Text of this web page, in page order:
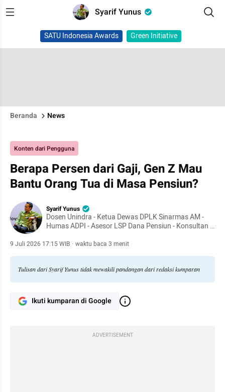
Syarif Yunus
SATU Indonesia Awards Green Initiative
Beranda News
Konten dari Pengguna
Berapa Persen dari Gaji, Gen Z Mau
Bantu Orang Tua di Masa Pensiun?
Syarif Yunus
Dosen Unindra - Ketua Dewas DPLK Sinarmas AM -
Humas ADPI - Asesor LSP Dana Pensiun - Konsultan -
Pustaka - Penulis 54 buku
9 Juli 2026 17:15 WIB · waktu baca 3 menit
Tulisan dari Syarif Yunus tidak mewakili pandangan dari redaksi kumparan
Ikuti kumparan di Google
ADVERTISEMENT